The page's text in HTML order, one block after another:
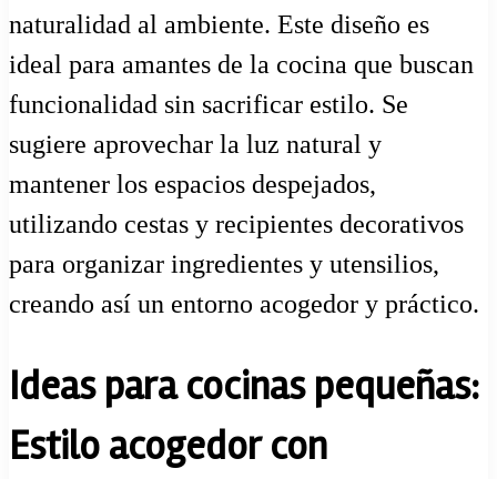
naturalidad al ambiente. Este diseño es
ideal para amantes de la cocina que buscan
funcionalidad sin sacrificar estilo. Se
sugiere aprovechar la luz natural y
mantener los espacios despejados,
utilizando cestas y recipientes decorativos
para organizar ingredientes y utensilios,
creando así un entorno acogedor y práctico.
Ideas para cocinas pequeñas:
Estilo acogedor con